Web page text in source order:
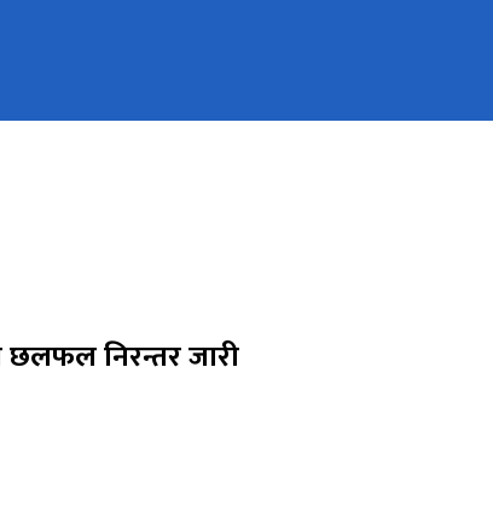
छलफल निरन्तर जारी